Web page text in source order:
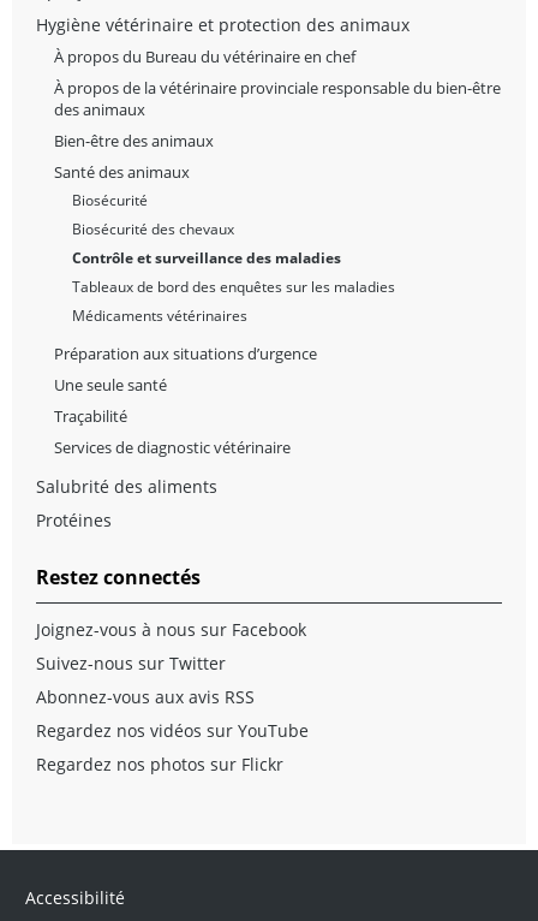
Hygiène vétérinaire et protection des animaux
À propos du Bureau du vétérinaire en chef
À propos de la vétérinaire provinciale responsable du bien-être
des animaux
Bien-être des animaux
Santé des animaux
Biosécurité
Biosécurité des chevaux
Contrôle et surveillance des maladies
Tableaux de bord des enquêtes sur les maladies
Médicaments vétérinaires
Préparation aux situations d’urgence
Une seule santé
Traçabilité
Services de diagnostic vétérinaire
Salubrité des aliments
Protéines
Restez connectés
Joignez-vous à nous sur Facebook
Suivez-nous sur Twitter
Abonnez-vous aux avis RSS
Regardez nos vidéos sur YouTube
Regardez nos photos sur Flickr
Accessibilité